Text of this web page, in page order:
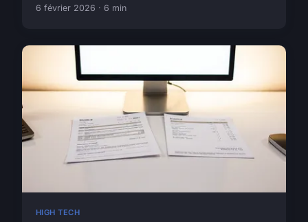
6 février 2026 · 6 min
HIGH TECH